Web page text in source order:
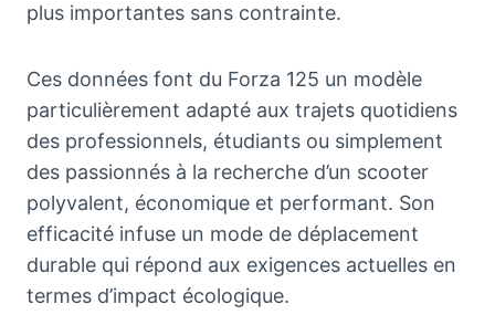
plus importantes sans contrainte.
Ces données font du Forza 125 un modèle
particulièrement adapté aux trajets quotidiens
des professionnels, étudiants ou simplement
des passionnés à la recherche d’un scooter
polyvalent, économique et performant. Son
efficacité infuse un mode de déplacement
durable qui répond aux exigences actuelles en
termes d’impact écologique.